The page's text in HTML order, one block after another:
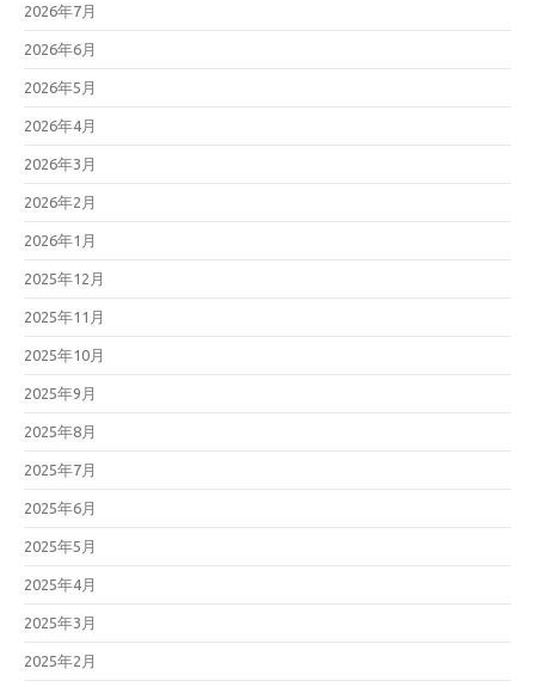
2026年7月
2026年6月
2026年5月
2026年4月
2026年3月
2026年2月
2026年1月
2025年12月
2025年11月
2025年10月
2025年9月
2025年8月
2025年7月
2025年6月
2025年5月
2025年4月
2025年3月
2025年2月